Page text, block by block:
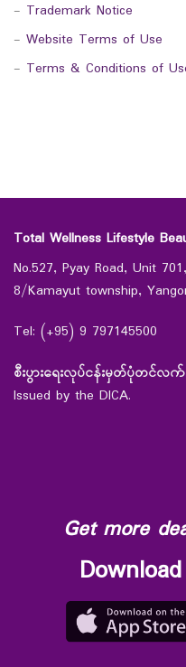
- Trademark Notice
- Website Terms of Use
- Terms & Conditions of
Total Wellness Lifestyle
No.527, Pyay Road, Unit
8/Kamayut township,
Tel: (+95) 9 797145500
စီးပွားရေးလုပ်ငန်းမှတ်ပုံတင်
Issued by the DICA.
Get more